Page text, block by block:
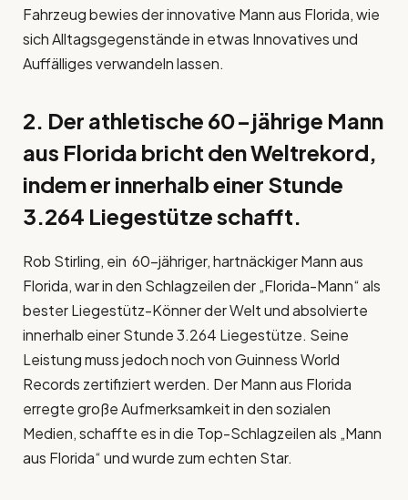
Fahrzeug bewies der innovative Mann aus Florida, wie
sich Alltagsgegenstände in etwas Innovatives und
Auffälliges verwandeln lassen.
2. Der athletische 60-jährige Mann
aus Florida bricht den Weltrekord,
indem er innerhalb einer Stunde
3.264 Liegestütze schafft.
Rob Stirling, ein 60-jähriger, hartnäckiger Mann aus
Florida, war in den Schlagzeilen der „Florida-Mann“ als
bester Liegestütz-Könner der Welt und absolvierte
innerhalb einer Stunde 3.264 Liegestütze. Seine
Leistung muss jedoch noch von Guinness World
Records zertifiziert werden. Der Mann aus Florida
erregte große Aufmerksamkeit in den sozialen
Medien, schaffte es in die Top-Schlagzeilen als „Mann
aus Florida“ und wurde zum echten Star.